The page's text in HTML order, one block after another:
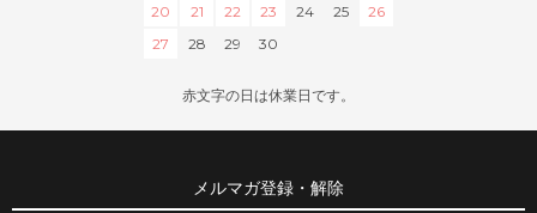
20
21 22 23 24 25
26
27
28 29 30
赤文字の日は休業日です。
メルマガ登録・解除